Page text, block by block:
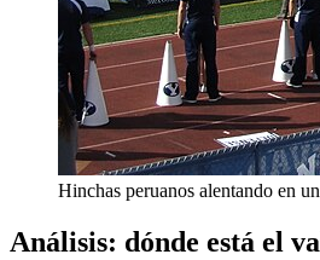
Hinchas peruanos alentando en
Análisis: dónde está el